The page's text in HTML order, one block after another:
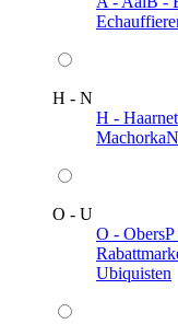
H - N
H -
Machorka
O - U
O - ObersP
Ubiquisten